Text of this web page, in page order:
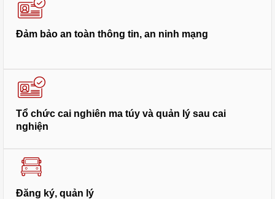
Đảm bảo an toàn thông tin, an ninh mạng
Tổ chức cai nghiên ma túy và quản lý sau cai
nghiện
Đăng ký, quản lý